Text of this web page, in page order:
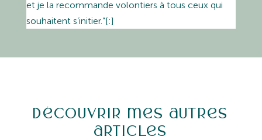
et je la recommande volontiers à tous ceux qui
souhaitent s’initier.”[:]
Découvrir mes autres
articles